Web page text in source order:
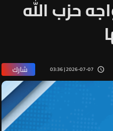
حزب الله
2026-07-07 | 03:36 شارك